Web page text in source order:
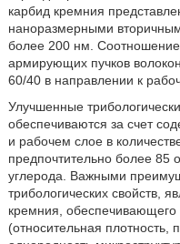
карбид кремния
наноразмерными
более 200 нм.
армирующих пучков
60/40 в направлении к
Улучшенные
обеспечиваются за счет
и рабочем слое в
предпочтительно более 85
углерода. Важными
трибологических свойств,
кремния, обеспечивающего
(относительная плотность,